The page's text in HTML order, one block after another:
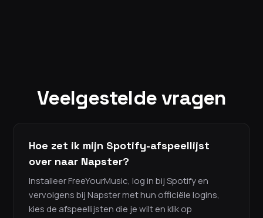
Veelgestelde vragen
Hoe zet ik mijn Spotify-afspeellijst
over naar Napster?
Installeer FreeYourMusic, log in bij Spotify en
vervolgens bij Napster met hun officiële logins,
kies de afspeellijsten die je wilt en klik op